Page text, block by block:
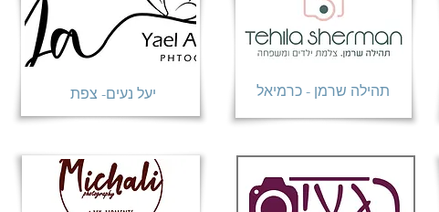
יעל נעים- צפת תהילה שרמן - כרמיאל